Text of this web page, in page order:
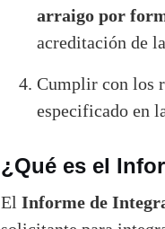
arraigo por
acreditación de
Cumplir con los
especificado en
¿Qué es el
El Informe de